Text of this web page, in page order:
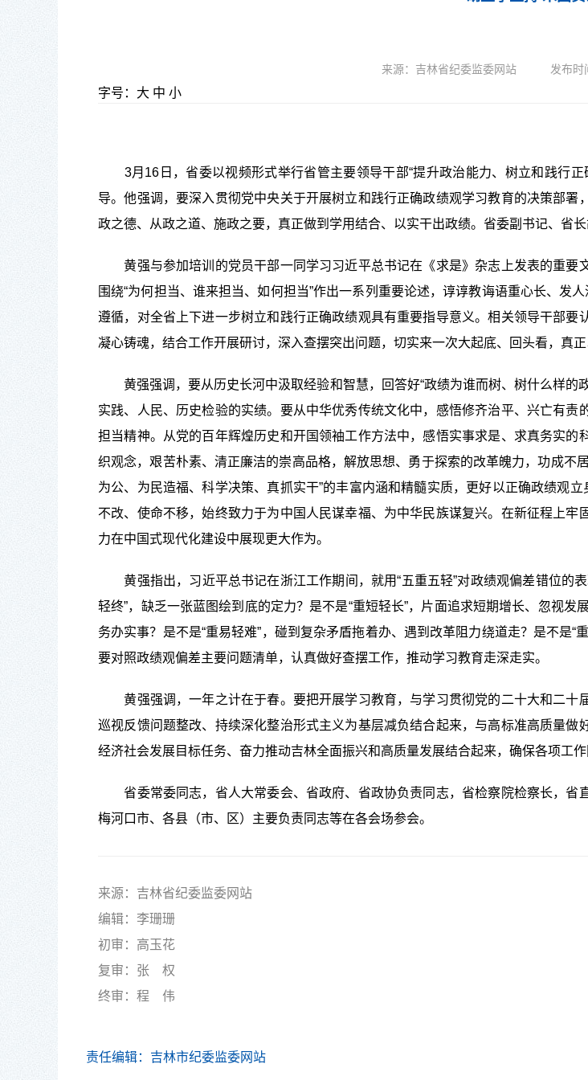
来源：吉林省纪委监委网站 发布时
字号： 大 中 小
3月16日，省委以视频形式举行省管主要领导干部“提升政治能力、树立和践行正
导。他强调，要深入贯彻党中央关于开展树立和践行正确政绩观学习教育的决策部
政之德、从政之道、施政之要，真正做到学用结合、以实干出政绩。省委副书记、省
黄强与参加培训的党员干部一同学习习近平总书记在《求是》杂志上发表的重要
围绕“为何担当、谁来担当、如何担当”作出一系列重要论述，谆谆教诲语重心长、发
遵循，对全省上下进一步树立和践行正确政绩观具有重要指导意义。相关领导干部
凝心铸魂，结合工作开展研讨，深入查摆突出问题，切实来一次大起底、回头看，真
黄强强调，要从历史长河中汲取经验和智慧，回答好“政绩为谁而树、树什么样的
实践、人民、历史检验的实绩。要从中华优秀传统文化中，感悟修齐治平、兴亡有
担当精神。从党的百年辉煌历史和开国领袖工作方法中，感悟实事求是、求真务实
织观念，艰苦朴素、清正廉洁的崇高品格，解放思想、勇于探索的改革魄力，功成不
为公、为民造福、科学决策、真抓实干”的丰富内涵和精髓实质，更好以正确政绩观
不改、使命不移，始终致力于为中国人民谋幸福、为中华民族谋复兴。在新征程上
力在中国式现代化建设中展现更大作为。
黄强指出，习近平总书记在浙江工作期间，就用“五重五轻”对政绩观偏差错位的
轻终”，缺乏一张蓝图绘到底的定力？是不是“重短轻长”，片面追求短期增长、忽视发
务办实事？是不是“重易轻难”，碰到复杂矛盾拖着办、遇到改革阻力绕道走？是不是
要对照政绩观偏差主要问题清单，认真做好查摆工作，推动学习教育走深走实。
黄强强调，一年之计在于春。要把开展学习教育，与学习贯彻党的二十大和二十
巡视反馈问题整改、持续深化整治形式主义为基层减负结合起来，与高标准高质量
经济社会发展目标任务、奋力推动吉林全面振兴和高质量发展结合起来，确保各项工作
省委常委同志，省人大常委会、省政府、省政协负责同志，省检察院检察长，省
梅河口市、各县（市、区）主要负责同志等在各会场参会。
来源：吉林省纪委监委网站
编辑：李珊珊
初审：高玉花
复审：张 权
终审：程
伟
责任编辑：吉林市纪委监委网站